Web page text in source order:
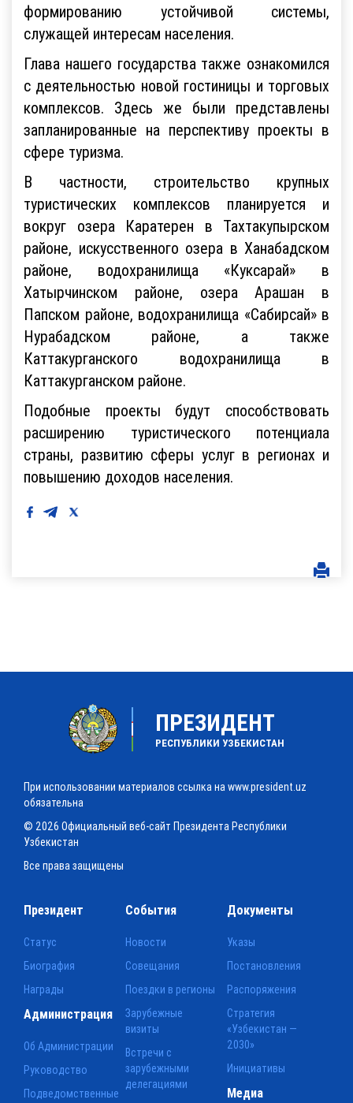
формированию устойчивой системы,
служащей интересам населения.
Глава нашего государства также ознакомился
с деятельностью новой гостиницы и торговых
комплексов. Здесь же были представлены
запланированные на перспективу проекты в
сфере туризма.
В частности, строительство крупных
туристических комплексов планируется и
вокруг озера Каратерен в Тахтакупырском
районе, искусственного озера в Ханабадском
районе, водохранилища «Куксарай» в
Хатырчинском районе, озера Арашан в
Папском районе, водохранилища «Сабирсай» в
Нурабадском районе, а также
Каттакурганского водохранилища в
Каттакурганском районе.
Подобные проекты будут способствовать
расширению туристического потенциала
страны, развитию сферы услуг в регионах и
повышению доходов населения.
ПРЕЗИДЕНТ
РЕСПУБЛИКИ УЗБЕКИСТАН
При использовании материалов ссылка на www.president.uz
обязательна
© 2026 Официальный веб-сайт Президента Республики
Узбекистан
Все права защищены
Президент
Статус
Биография
Награды
События
Новости
Совещания
Поездки в регионы
Зарубежные
визиты
Встречи с
зарубежными
делегациями
Документы
Указы
Постановления
Распоряжения
Стратегия
«Узбекистан —
2030»
Инициативы
Администрация
Об Администрации
Руководство
Подведомственные
Медиа